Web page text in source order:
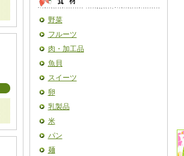
野菜
フルーツ
肉・加工品
魚貝
スイーツ
卵
乳製品
米
パン
麺